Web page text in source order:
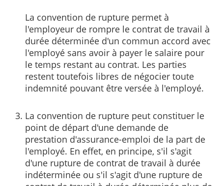
La convention de rupture permet à
l'employeur de rompre le contrat de travail à
durée déterminée d'un commun accord avec
l'employé sans avoir à payer le salaire pour
le temps restant au contrat. Les parties
restent toutefois libres de négocier toute
indemnité pouvant être versée à l'employé.
La convention de rupture peut constituer le
point de départ d'une demande de
prestation d'assurance-emploi de la part de
l'employé. En effet, en principe, s'il s'agit
d'une rupture de contrat de travail à durée
indéterminée ou s'il s'agit d'une rupture de